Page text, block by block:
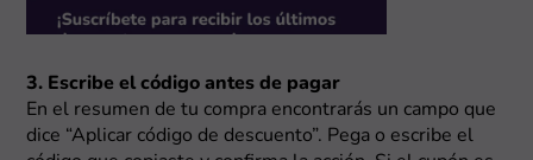
3. Escribe el código antes de pagar
En el resumen de tu compra encontrarás un campo que
dice “Aplicar código de descuento”. Pega o escribe el